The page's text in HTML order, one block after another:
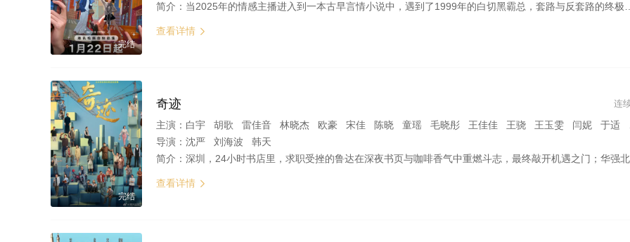
完结
简介： 当2025年的情感主播进入到一本古早言情小说中，遇到了1999年的白切黑霸总，套路与反套路的终极对决，最终谁能胜出？为了回到熟悉的现实世界，情感主播林欢儿开启了一系列攻略霸总高海明的操作，却聪明反被聪明误，当她用尽全力通关，必须离开书中世界时，却发现自己早已深陷其中，不舍离开。从“欲走还留”到“欲留还走”，故事的最后，有情人能否终成眷属……
查看详情 
完结
连
奇迹
主演： 白宇 胡歌 雷佳音 林晓杰 欧豪 宋佳 陈晓 童瑶 毛晓彤 王佳佳 王骁 王玉雯 闫妮 于适 严晓频 易小星 岳旸
导演： 沈严 刘海波 韩天
简介： 深圳，24小时书店里，求职受挫的鲁达在深夜书页与咖啡香气中重燃斗志，最终敲开机遇之门；华强北商厦中戏曲名伶范姐褪下戏袍化身“跑楼女王”，在电子产品江湖闯出新天地；外卖骑手谭小荷以“接单女王”之名诠释职业尊严；无人机工程师张翼与暖暖用代码编织爱情；迷途少年小鹏与流浪狸猫的森林奇遇，催生全国首条野生动物立交桥；规划师王鹏谦父女十年守护红树林，见证黑脸琵鹭Y075成为生态转型的鲜活注脚。一个个鲜活的面孔，将创业传奇、产业升级、科技创新有机串联，展现深圳45年来的发展巨变及其未来的无限可能。
查看详情 